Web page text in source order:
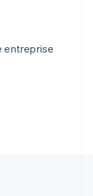
entreprise